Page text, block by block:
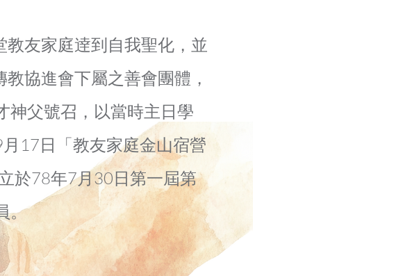
教友家庭逹到自我聖化，並
協進會下屬之善會團體，
神父號召，以當時主日學
17日「教友家庭金山宿營
於78年7月30日第一屆第
。